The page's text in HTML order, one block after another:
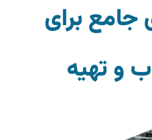
جامع برای
و تهیه